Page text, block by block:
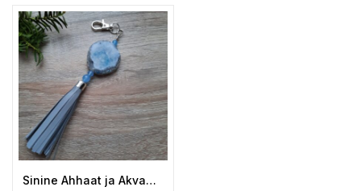
Sinine Ahhaat ja Akvamariin Helkur